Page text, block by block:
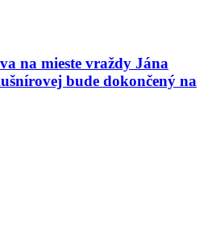
na mieste vraždy Jána
bude dokončený na